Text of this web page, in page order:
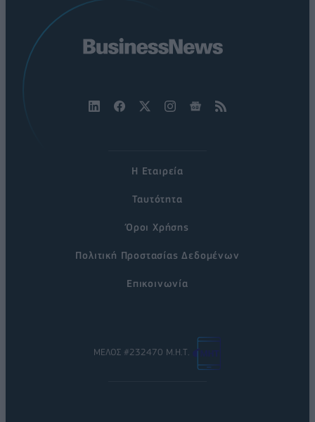
Η Εταιρεία
Ταυτότητα
Όροι Χρήσης
Πολιτική Προστασίας Δεδομένων
Επικοινωνία
ΜΕΛΟΣ #232470 Μ.Η.Τ.